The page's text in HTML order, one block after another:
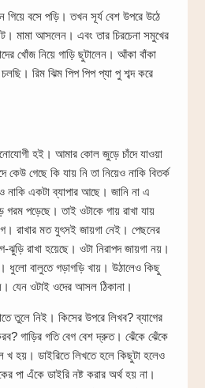
বসে পড়ি। তখন সূর্য বেশ উপরে উঠে
মামা আসলেন। এবং তার চিরচেনা সমুখের
খোঁজ নিয়ে গাড়ি ছুটালেন। আঁকা বাঁকা
রিম ঝিম পিপ পিপ প্যা পু শব্দ করে
হই। আমার কোল জুড়ে চাঁদে যাওয়া
গেছে কি যায় নি তা নিয়েও নাকি বিতর্ক
নাকি একটা ব্যাপার আছে। জানি না এ
গরম পড়েছে। তাই ওটাকে গায় রাখা যায়
রাখার মত যুৎসই জায়গা নেই। পেছনের
রাখা হয়েছে। ওটা নিরাপদ জায়গা নয়।
ধুলো বালুতে গড়াগড়ি খায়। উঠালেও কিছু
যেন ওটাই ওদের আসল ঠিকানা।
তুলে নিই। কিসের উপরে লিখব? ব্যাগের
গাড়ির গতি বেগ বেশ দ্রুত। ঝেঁকে ঝেঁকে
হয়। ডাইরিতে লিখতে হলে কিছুটা হলেও
পা এঁকে ডাইরি নষ্ট করার অর্থ হয় না।